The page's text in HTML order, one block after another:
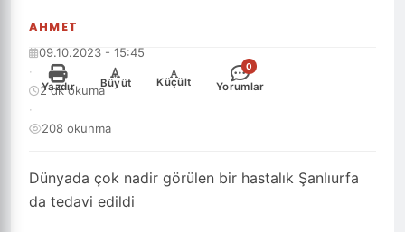
AHMET
Dünyada çok nadir görülen bir hastalık Şanlıurfa
da tedavi edildi
09.10.2023 - 15:45
·
2 dk okuma
·
208 okunma
Yazdır
+
Büyüt
-
Küçült
0
Yorumlar